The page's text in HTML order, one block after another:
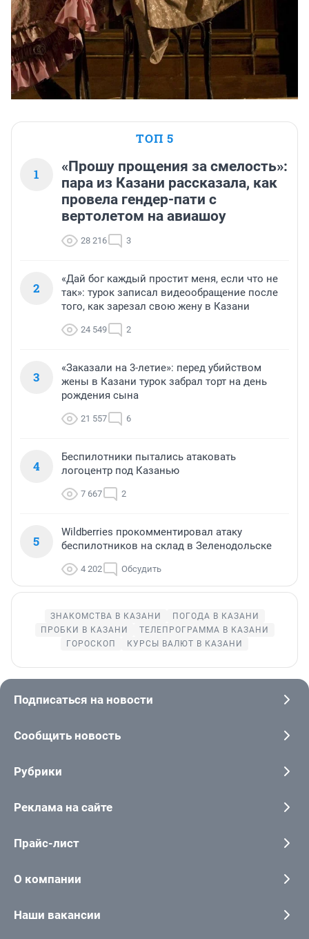
ТОП 5
1
«Прошу прощения за смелость»:
пара из Казани рассказала, как
провела гендер-пати с
вертолетом на авиашоу
28 216 3
2
«Дай бог каждый простит меня, если что не
так»: турок записал видеообращение после
того, как зарезал свою жену в Казани
24 549 2
3
«Заказали на 3-летие»: перед убийством
жены в Казани турок забрал торт на день
рождения сына
21 557 6
4
Беспилотники пытались атаковать
логоцентр под Казанью
7 667 2
5
Wildberries прокомментировал атаку
беспилотников на склад в Зеленодольске
4 202 Обсудить
ЗНАКОМСТВА В КАЗАНИ
ПОГОДА В КАЗАНИ
ПРОБКИ В КАЗАНИ
ТЕЛЕПРОГРАММА В КАЗАНИ
ГОРОСКОП
КУРСЫ ВАЛЮТ В КАЗАНИ
Подписаться на новости
Сообщить новость
Рубрики
Реклама на сайте
Прайс-лист
О компании
Наши вакансии